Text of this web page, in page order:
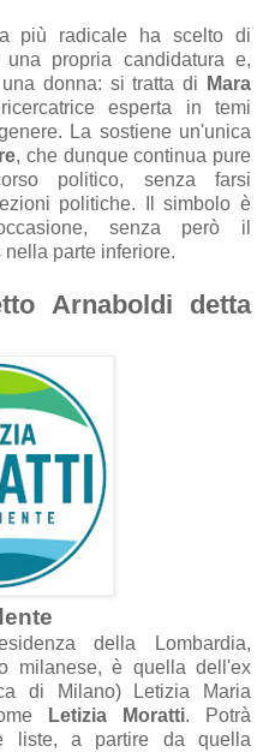
più radicale ha scelto di
una propria candidatura e,
a donna: si tratta di Mara
ricercatrice esperta in temi
La sostiene un'unica
, che dunque continua pure
politico, senza farsi
politiche. Il simbolo è
asione, senza però il
a parte inferiore.
Arnaboldi detta
a della Lombardia,
mil anese, è quell a dell'ex
a di Mil ano)Letizia Maria
Letizia Moratti. Potrà
liste, a partire da quell a